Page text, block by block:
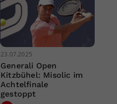
23.07.2025
Generali Open
Kitzbühel: Misolic im
Achtelfinale
gestoppt